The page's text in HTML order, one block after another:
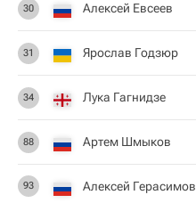
30 Алексей Евсеев
31 Ярослав Годзюр
34 Лука Гагнидзе
88 Артем Шмыков
93 Алексей Герасимов